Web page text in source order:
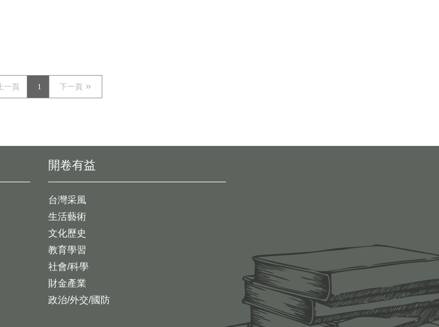
上一頁 1 下一頁
開卷有益
台灣采風
生活藝術
文化歷史
教育學習
社會/科學
財金產業
政治/外交/國防